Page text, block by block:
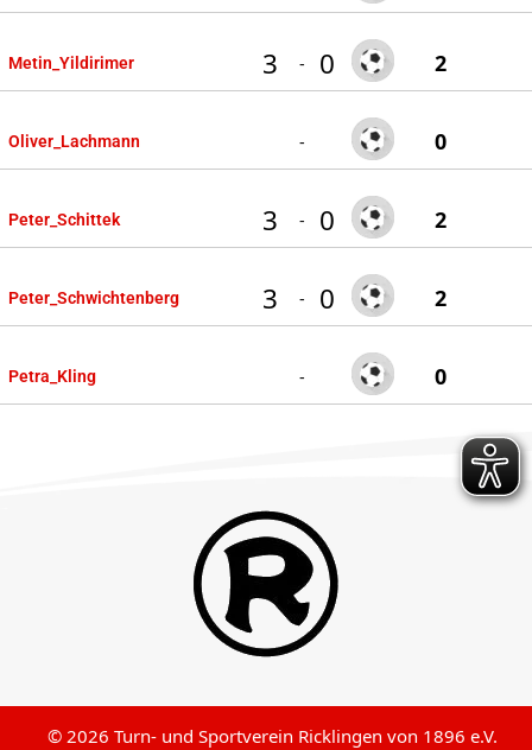
Metin_Yildirimer 3 - 0 2
Oliver_Lachmann - 0
Peter_Schittek 3 - 0 2
Peter_Schwichtenberg 3 - 0 2
Petra_Kling - 0
© 2026 Turn- und Sportverein Ricklingen von 1896 e.V.